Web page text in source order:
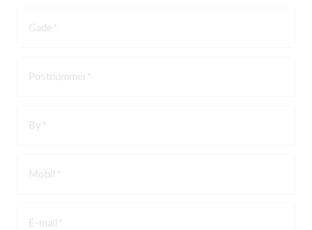
Gade
Postnummer
By
Mobil
E-mail